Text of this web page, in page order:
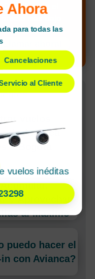
Desbloquea el
de tu búsqueda
¡Llamar ahora!
vuelos
de Avianca
a Bogota
de Avianca:
y Aprovechar
al Máximo
puedo hacer el
con Avianca?
Ahora
para todas las
Cancelaciones
al Cliente
vuelos inéditas